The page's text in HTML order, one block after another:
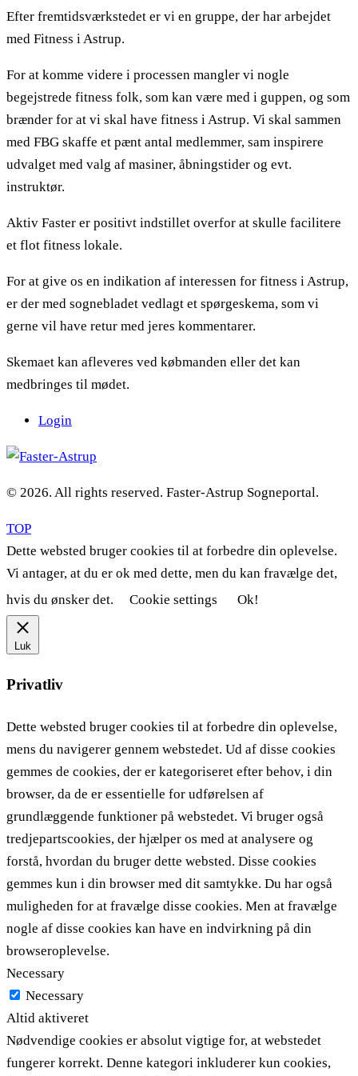
Efter fremtidsværkstedet er vi en gruppe, der har arbejdet
med Fitness i Astrup.
For at komme videre i processen mangler vi nogle
begejstrede fitness folk, som kan være med i guppen, og som
brænder for at vi skal have fitness i Astrup. Vi skal sammen
med FBG skaffe et pænt antal medlemmer, sam inspirere
udvalget med valg af masiner, åbningstider og evt.
instruktør.
Aktiv Faster er positivt indstillet overfor at skulle facilitere
et flot fitness lokale.
For at give os en indikation af interessen for fitness i Astrup,
er der med sognebladet vedlagt et spørgeskema, som vi
gerne vil have retur med jeres kommentarer.
Skemaet kan afleveres ved købmanden eller det kan
medbringes til mødet.
Login
© 2026. All rights reserved. Faster-Astrup Sogneportal.
TOP
Dette websted bruger cookies til at forbedre din oplevelse.
Vi antager, at du er ok med dette, men du kan fravælge det,
hvis du ønsker det.
Cookie settings Ok!
Luk
Privatliv
Dette websted bruger cookies til at forbedre din oplevelse,
mens du navigerer gennem webstedet. Ud af disse cookies
gemmes de cookies, der er kategoriseret efter behov, i din
browser, da de er essentielle for udførelsen af ​​
grundlæggende funktioner på webstedet. Vi bruger også
tredjepartscookies, der hjælper os med at analysere og
forstå, hvordan du bruger dette websted. Disse cookies
gemmes kun i din browser med dit samtykke. Du har også
muligheden for at fravælge disse cookies. Men at fravælge
nogle af disse cookies kan have en indvirkning på din
browseroplevelse.
Necessary
Necessary
Altid aktiveret
Nødvendige cookies er absolut vigtige for, at webstedet
fungerer korrekt. Denne kategori inkluderer kun cookies,